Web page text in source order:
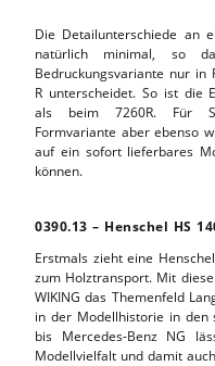
Die Detailunterschiede an
natürlich minimal, so
Bedruckungsvariante nur in
R unterscheidet. So ist die
als beim 7260R. Für
Formvariante aber ebenso
auf ein sofort lieferbares
können.
0390.13 – Henschel HS
Erstmals zieht eine
zum Holztransport. Mit
WIKING das Themenfeld
in der Modellhistorie in den
bis Mercedes-Benz NG
Modellvielfalt und damit